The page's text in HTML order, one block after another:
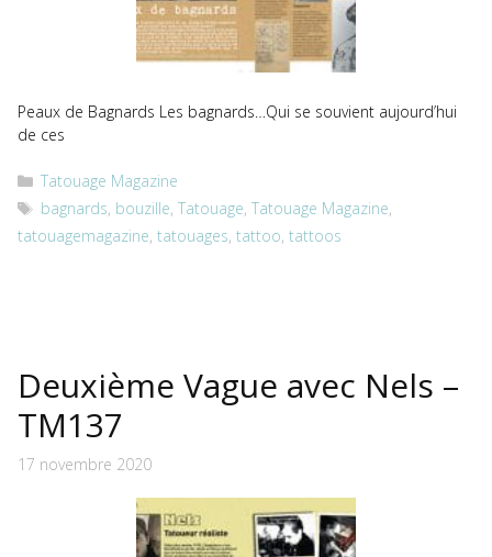
Peaux de Bagnards Les bagnards…Qui se souvient aujourd’hui
de ces
Catégories
Tatouage Magazine
Étiquettes
bagnards, bouzille,Tatouage,Tatouage Magazine,
tatouagemagazine, tatouages, tattoo, tattoos
Deuxième Vague avec Nels –
TM137
17 novembre 2020